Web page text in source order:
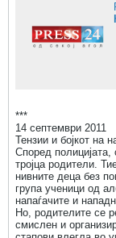
***
14 септември 2011
Тензии и бојкот на
Според полицијата,
тројца родители.
нивните деца без
група ученици од
напаѓачите и
Но, родителите се
смислен и